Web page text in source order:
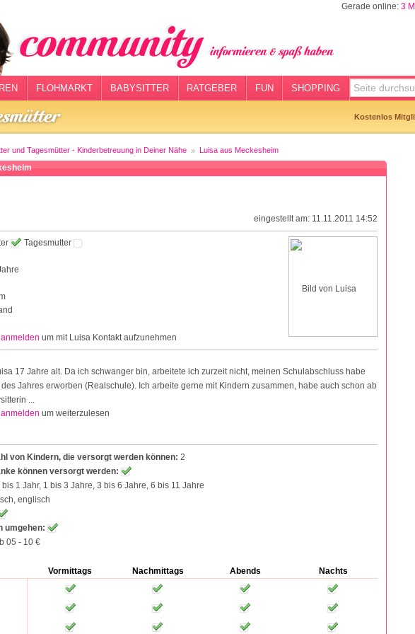
Gerade online: 3
FLOHMARKT BABYSITTER RATGEBER FUN SHOPPING
Kostenlos
und Tagesmütter - Kinderbetreuung in Deiner Nähe Luisa aus Meckesheim
eingestellt am: 11.11.2011 14:52
Tagesmutter
anmelden um mit Luisa Kontakt aufzunehmen
17 Jahre alt. Da ich schwanger bin, arbeitete ich zurzeit nicht, meinen Schulabschluss habe
Jahres erworben (Realschule). Ich arbeite gerne mit Kindern zusammen, habe auch schon ab
...
anmelden um weiterzulesen
von Kindern, die versorgt werden können: 2
können versorgt werden:
bis 1 Jahr, 1 bis 3 Jahre, 3 bis 6 Jahre, 6 bis 11 Jahre
englisch
umgehen:
05 - 10 €
Vormittags Nachmittags Abends
Nachts